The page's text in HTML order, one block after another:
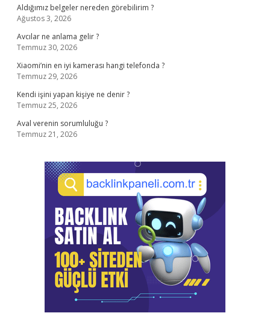
Aldığımız belgeler nereden görebilirim ?
Ağustos 3, 2026
Avcılar ne anlama gelir ?
Temmuz 30, 2026
Xiaomi’nin en iyi kamerası hangi telefonda ?
Temmuz 29, 2026
Kendi işini yapan kişiye ne denir ?
Temmuz 25, 2026
Aval verenin sorumluluğu ?
Temmuz 21, 2026